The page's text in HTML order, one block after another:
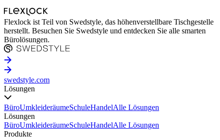
Flexlock ist Teil von Swedstyle, das höhenverstellbare Tischgestelle
herstellt. Besuchen Sie Swedstyle und entdecken Sie alle smarten
Bürolösungen.
swedstyle.com
Lösungen
BüroUmkleideräumeSchuleHandelAlle Lösungen
Lösungen
BüroUmkleideräumeSchuleHandelAlle Lösungen
Produkte